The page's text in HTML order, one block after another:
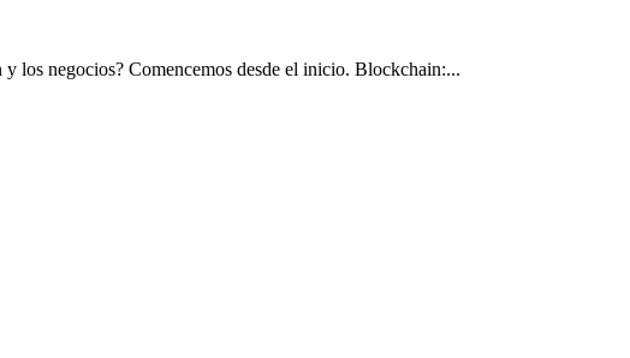
los negocios? Comencemos desde el inicio. Blockchain:...